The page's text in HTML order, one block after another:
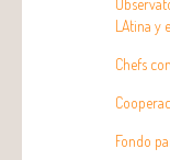
LAtina y
Chefs
Fondo